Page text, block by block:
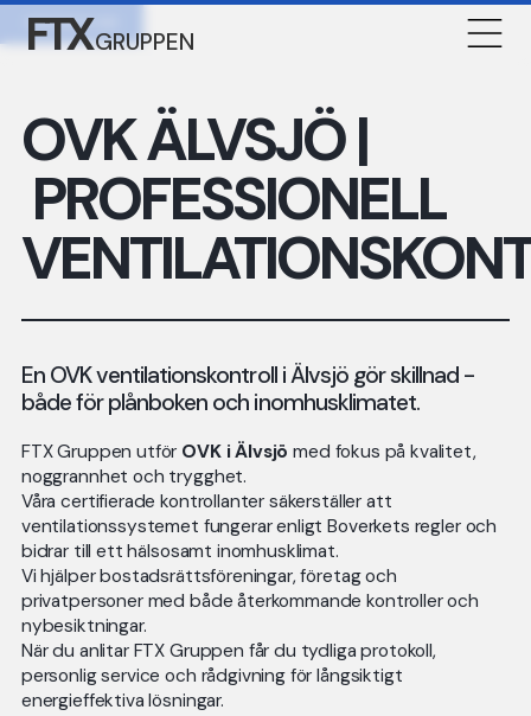
FTXGRUPPEN
KONTAKTA OSS
OVK ÄLVSJÖ |
PROFESSIONELL
En OVK ventilationskontroll i Älvsjö gör skillnad -
både för plånboken och inomhusklimatet.
FTX Gruppen utför OVK i Älvsjö med fokus på kvalitet,
noggrannhet och trygghet.
Våra certifierade kontrollanter säkerställer att
ventilationssystemet fungerar enligt Boverkets regler och
bidrar till ett hälsosamt inomhusklimat.
Vi hjälper bostadsrättsföreningar, företag och
privatpersoner med både återkommande kontroller och
nybesiktningar.
När du anlitar FTX Gruppen får du tydliga protokoll,
personlig service och rådgivning för långsiktigt
energieffektiva lösningar.